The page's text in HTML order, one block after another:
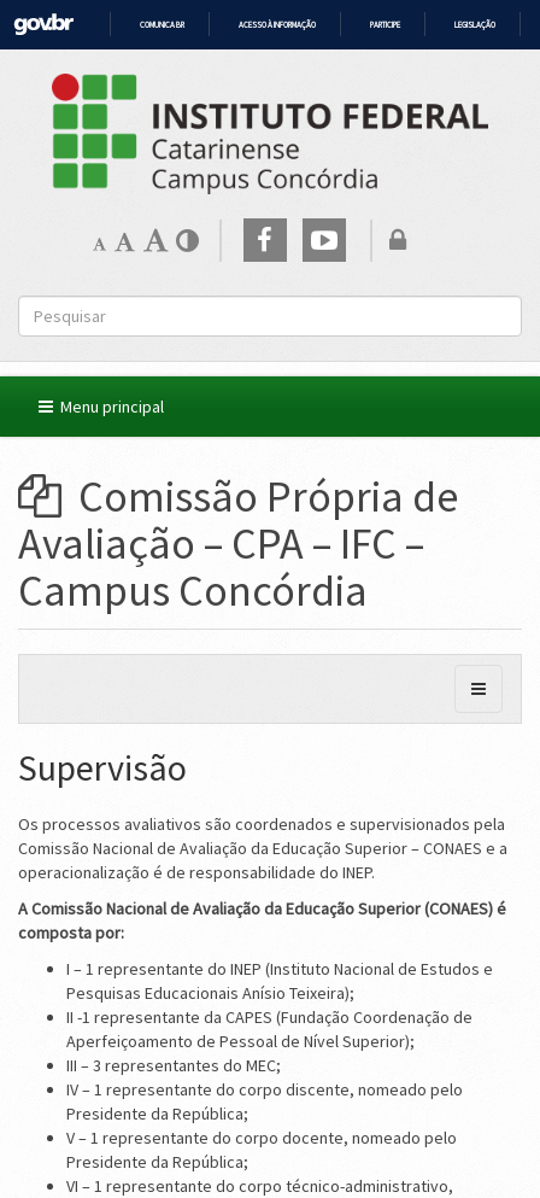
CONTEÚDO
COMUNICA BR ACESSO À INFORMAÇÃO PARTICIPE LEGISLAÇÃO
Menu principal
Comissão Própria de
Avaliação – CPA – IFC –
Campus Concórdia
Supervisão
Os processos avaliativos são coordenados e supervisionados pela
Comissão Nacional de Avaliação da Educação Superior – CONAES e a
operacionalização é de responsabilidade do INEP.
A Comissão Nacional de Avaliação da Educação Superior (CONAES) é
composta por:
I – 1 representante do INEP (Instituto Nacional de Estudos e
Pesquisas Educacionais Anísio Teixeira);
II -1 representante da CAPES (Fundação Coordenação de
Aperfeiçoamento de Pessoal de Nível Superior);
III – 3 representantes do MEC;
IV – 1 representante do corpo discente, nomeado pelo
Presidente da República;
V – 1 representante do corpo docente, nomeado pelo
Presidente da República;
VI – 1 representante do corpo técnico-administrativo,